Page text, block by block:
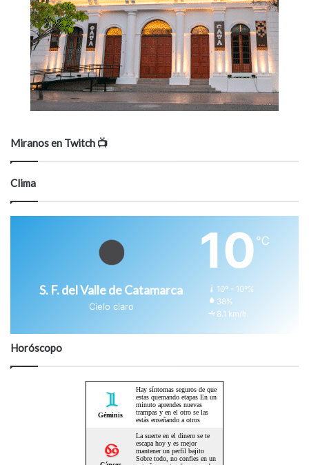
Miranos en Twitch 📺
Clima
S. F. del Valle de Catamarca
Cielo claro
10 ℃
10º - 10º%
38%
8.1 km/h
Horóscopo